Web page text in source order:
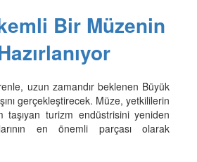
Bir Müzenin
uzun zamandır beklenen Büyük
gerçekleştirecek. Müze, yetkililerin
taşıyan turizm endüstrisini yeniden
en önemli parçası olarak